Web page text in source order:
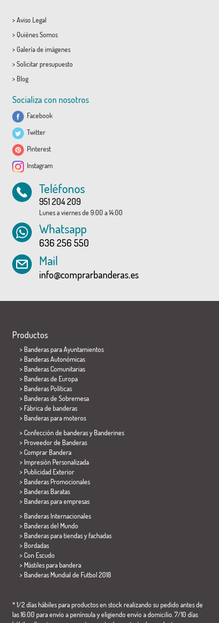
> Aviso Legal
> Quiénes Somos
> Galería de imágenes
> Solicitar presupuesto
> Blog
Socializa con nosotros
Facebook
Twitter
Pinterest
Instagram
Teléfonos
951 204 209
Lunes a viernes de 9:00 a 14:00
Whatsapp
636 256 550
Mail
info@comprarbanderas.es
Productos
> Banderas para Ayuntamientos
> Banderas Autonómicas
> Banderas Comunitarias
> Banderas de Europa
> Banderas Políticas
> Banderas de Sobremesa
> Fábrica de banderas
> Banderas para moteros
> Confección de banderas y Banderines
> Proveedor de Banderas
> Comprar Bandera
> Impresión Personalizada
> Publicidad Exterior
> Banderas Promocionales
> Banderas Baratas
> Banderas para empresas
> Banderas Internacionales
> Banderas del Mundo
> Banderas para tiendas y fachadas
> Bordadas
> Con Escudo
> Mástiles para bandera
> Banderas Mundial de Futbol 2018
* 1/2 días hábiles para productos en stock realizando su pedido antes de
las 16:00 para envío a península y eligiendo envío a domicilio. 7/10 días